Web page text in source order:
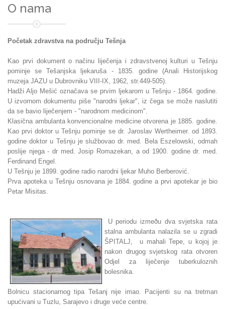
O nama
Početak zdravstva na području Tešnja
Kao prvi dokument o načinu liječenja i zdravstvenoj kulturi u Tešnju
pominje se Tešanjska ljekaruša - 1835. godine (Anali Historijskog
muzeja JAZU u Dubrovniku VIII-IX, 1962, str.449-505).
Hadži Aljo Mešić označava se prvim ljekarom u Tešnju - 1864. godine.
U izvornom dokumentu piše "narodni ljekar", iz čega se može naslutiti
da se bavio liječenjem - "narodnom medicinom".
Klasična ambulanta konvencionalne medicine otvorena je 1885. godine.
Kao prvi doktor u Tešnju pominje se dr. Jaroslav Wertheimer. od 1893.
godine doktor u Tešnju je službovao dr. med. Bela Eszelowski, odmah
poslije njega - dr med. Josip Romazekan, a od 1900. godine dr. med.
Ferdinand Engel.
U Tešnju je 1899. godine radio narodni ljekar Muho Berberović.
Prva apoteka u Tešnju osnovana je 1884. godine a prvi apotekar je bio
Petar Misitas.
U periodu izmeðu dva svjetska rata
stalna ambulanta nalazila se u zgradi
ŠPITALJ, u mahali Tepe, u kojoj je
nakon drugog svjetskog rata otvoren
Odjel za liječenje tuberkuloznih
bolesnika.
Bolnicu stacionarnog tipa Tešanj nije imao. Pacijenti su na tretman
upućivani u Tuzlu, Sarajevo i druge veće centre.